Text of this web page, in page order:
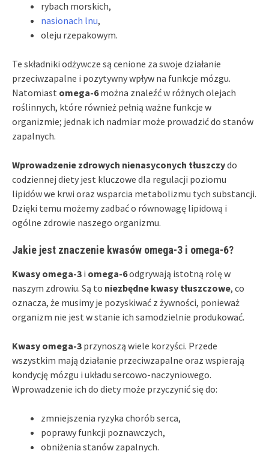
rybach morskich,
nasionach lnu,
oleju rzepakowym.
Te składniki odżywcze są cenione za swoje działanie
przeciwzapalne i pozytywny wpływ na funkcje mózgu.
Natomiast omega-6można znaleźć w różnych olejach
roślinnych, które również pełnią ważne funkcje w
organizmie; jednak ich nadmiar może prowadzić do stanów
zapalnych.
Wprowadzenie zdrowych nienasyconych tłuszczydo
codziennej diety jest kluczowe dla regulacji poziomu
lipidów we krwi oraz wsparcia metabolizmu tych substancji.
Dzięki temu możemy zadbać o równowagę lipidową i
ogólne zdrowie naszego organizmu.
Jakie jest znaczenie kwasów omega-3 i omega-6?
Kwasy omega-3 i omega-6odgrywają istotną rolę w
naszym zdrowiu. Są to niezbędne kwasy tłuszczowe, co
oznacza, że musimy je pozyskiwać z żywności, ponieważ
organizm nie jest w stanie ich samodzielnie produkować.
Kwasy omega-3 przynoszą wiele korzyści. Przede
wszystkim mają działanie przeciwzapalne oraz wspierają
kondycję mózgu i układu sercowo-naczyniowego.
Wprowadzenie ich do diety może przyczynić się do:
zmniejszenia ryzyka chorób serca,
poprawy funkcji poznawczych,
obniżenia stanów zapalnych.